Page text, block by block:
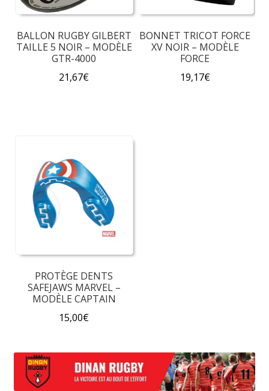
BALLON RUGBY GILBERT
TAILLE 5 NOIR – MODÈLE
GTR-4000
21,67€
BONNET TRICOT FORCE
XV NOIR – MODÈLE
FORCE
19,17€
PROTÈGE DENTS
SAFEJAWS MARVEL –
MODÈLE CAPTAIN
15,00€
produit
a
plusieurs